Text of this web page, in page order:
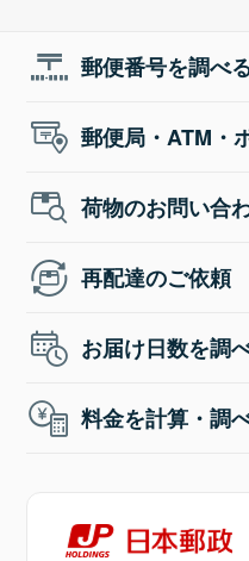
郵便番号を調べ
郵便局・ATM・
荷物のお問い合
再配達のご依頼
お届け日数を調
料金を計算・調